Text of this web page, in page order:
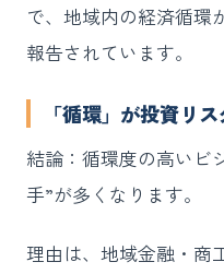
で、地域内の経済循環
報告されています。
「循環」が投資リ
結論：循環度の高いビ
手”が多くなります。
理由は、地域金融・商